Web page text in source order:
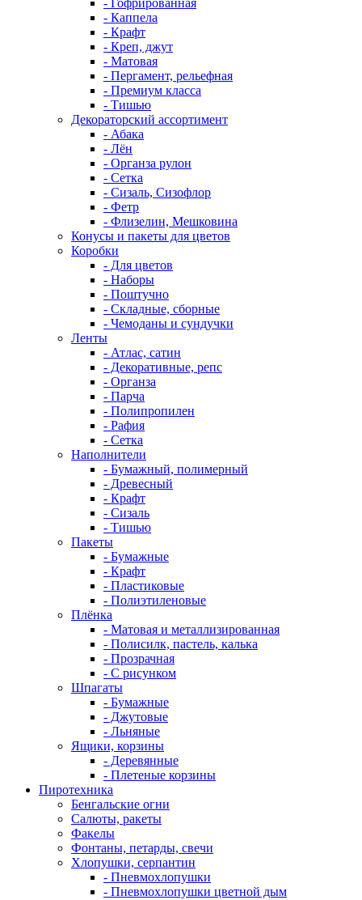
- Гофрированная
- Каппела
- Крафт
- Креп, джут
- Матовая
- Пергамент, рельефная
- Премиум класса
- Тишью
Декораторский ассортимент
- Абака
- Лён
- Органза рулон
- Сетка
- Сизаль, Сизофлор
- Фетр
- Флизелин, Мешковина
Конусы и пакеты для цветов
Коробки
- Для цветов
- Наборы
- Поштучно
- Складные, сборные
- Чемоданы и сундучки
Ленты
- Атлас, сатин
- Декоративные, репс
- Органза
- Парча
- Полипропилен
- Рафия
- Сетка
Наполнители
- Бумажный, полимерный
- Древесный
- Крафт
- Сизаль
- Тишью
Пакеты
- Бумажные
- Крафт
- Пластиковые
- Полиэтиленовые
Плёнка
- Матовая и металлизированная
- Полисилк, пастель, калька
- Прозрачная
- С рисунком
Шпагаты
- Бумажные
- Джутовые
- Льняные
Ящики, корзины
- Деревянные
- Плетеные корзины
Пиротехника
Бенгальские огни
Салюты, ракеты
Факелы
Фонтаны, петарды, свечи
Хлопушки, серпантин
- Пневмохлопушки
- Пневмохлопушки цветной дым